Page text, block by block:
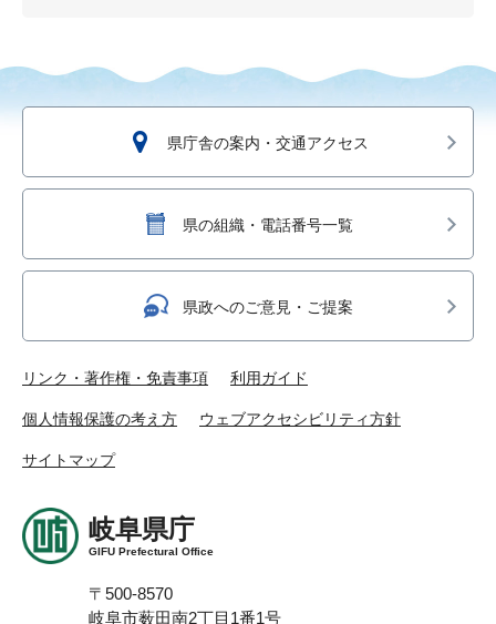
県庁舎の案内・交通アクセス
県の組織・電話番号一覧
県政へのご意見・ご提案
リンク・著作権・免責事項 利用ガイド
個人情報保護の考え方 ウェブアクセシビリティ方針
サイトマップ
岐阜県庁
GIFU Prefectural Office
〒500-8570
岐阜市薮田南2丁目1番1号